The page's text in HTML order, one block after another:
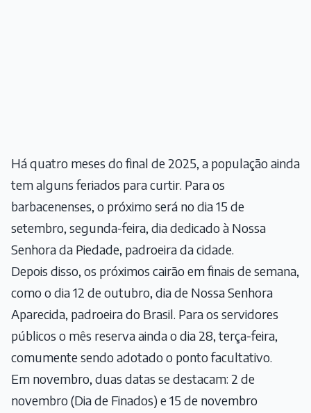
Há quatro meses do final de 2025, a população ainda
tem alguns feriados para curtir. Para os
barbacenenses, o próximo será no dia 15 de
setembro, segunda-feira, dia dedicado à Nossa
Senhora da Piedade, padroeira da cidade.
Depois disso, os próximos cairão em finais de semana,
como o dia 12 de outubro, dia de Nossa Senhora
Aparecida, padroeira do Brasil. Para os servidores
públicos o mês reserva ainda o dia 28, terça-feira,
comumente sendo adotado o ponto facultativo.
Em novembro, duas datas se destacam: 2 de
novembro (Dia de Finados) e 15 de novembro